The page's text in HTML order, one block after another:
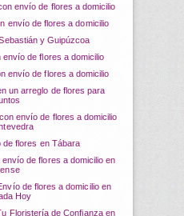
envío de flores a domicilio
envío de flores a domicilio
y Guipúzcoa
envío de flores a domicilio
envío de flores a domicilio
de flores en Tábara
Hoy